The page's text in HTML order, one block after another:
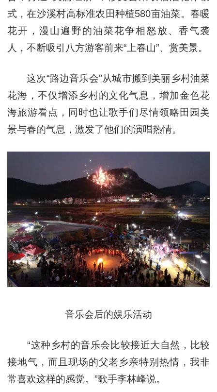
式，在沙溪村高标准农田种植580亩油菜。春暖
花开，漫山遍野的油菜花争相怒放、香气袭
人，不断吸引八方游客前来“上春山”、赏美景。
这次“路边音乐会”从城市搬到美丽乡村油菜
花海，不仅增添乡村的文化气息，增加金色花
海旅游看点，同时也让歌手们尽情领略田园美
景与春的气息，激发了他们的演唱热情。
音乐会后的娱乐活动
“这种乡村的音乐会比较接近大自然，比较
接地气，而且现场的父老乡亲特别热情，我非
常喜欢这样的感觉。”歌手李林峰说。